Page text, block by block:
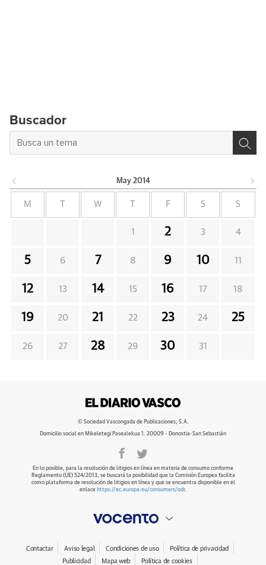
Buscador
May 2014
M W F S S
1 2 3 4
5 6 7 8 9 10 11
12 13 14 15 16 17 18
19 20 21 22 23 24 25
26 27 28 29 30 31
© Sociedad Vascongada de Publicaciones, S.A.
Domicilio social en Mikeletegi Pasealekua 1. 20009 - Donostia-San Sebastián
En lo posible, para la resolución de litigios en línea en materia de consumo conforme
Reglamento (UE) 524/2013, se buscará la posibilidad que la Comisión Europea facilita
como plataforma de resolución de litigios en línea y que se encuentra disponible en el
enlace https://ec.europa.eu/consumers/odr.
Contactar Aviso legal Condiciones de uso
Política de privacidad
Publicidad
Mapa web Política de cookies